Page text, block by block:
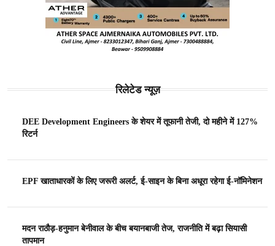
रिलेटेड न्यूज़
DEE Development Engineers के शेयर में तूफानी तेजी, दो महीने में 127%
रिटर्न
EPF खाताधारकों के लिए जरूरी अलर्ट, ई-साइन के बिना अधूरा रहेगा ई-नॉमिनेशन
मदन राठौड़-हनुमान बेनीवाल के बीच बयानबाजी तेज, राजनीति में बढ़ा सियासी
तापमान